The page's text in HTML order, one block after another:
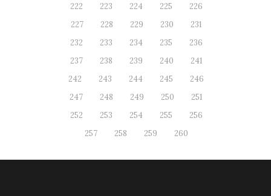
222
223 224 225
226
227
228 229 230
231
232
233 234 235
236
237
238 239 240
241
242
243 244 245
246
247
248 249 250
251
252
253 254 255
256
257
258 259 260